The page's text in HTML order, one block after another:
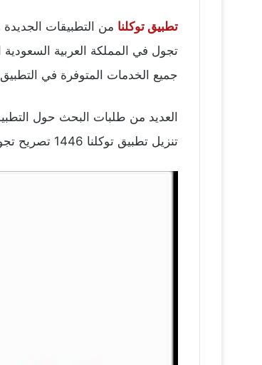
تطبيق توكلنا من التطبيقات الجديدة
جميع الخدمات المتوفرة في
العديد من طلبات البحث حول
تنزيل تطبيق توكلنا 1446 تصريح تجول tawakkaina sdaia gov sa تصريح تنقل |للاندرويد للأيفون سدايا sdaia.